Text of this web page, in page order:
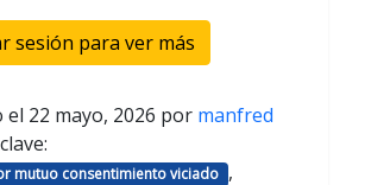
sesión para ver más
el 22 mayo, 2026 por manfred
mutuo consentimiento viciado ,